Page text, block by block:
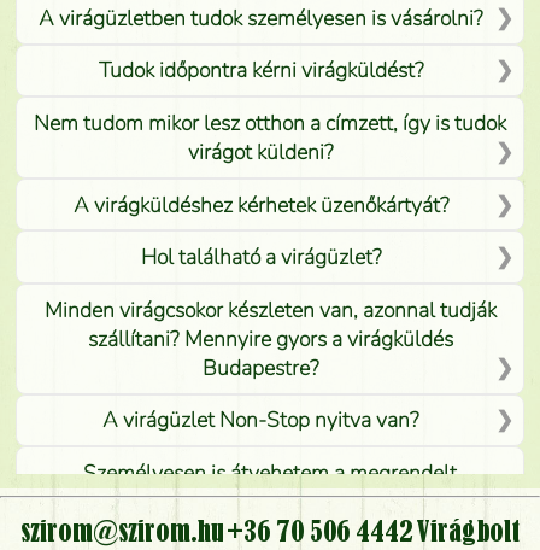
A virágüzletben tudok személyesen is vásárolni?
Tudok időpontra kérni virágküldést?
Nem tudom mikor lesz otthon a címzett, így is tudok
virágot küldeni?
A virágküldéshez kérhetek üzenőkártyát?
Hol található a virágüzlet?
Minden virágcsokor készleten van, azonnal tudják
szállítani? Mennyire gyors a virágküldés
Budapestre?
A virágüzlet Non-Stop nyitva van?
Személyesen is átvehetem a megrendelt
virágcsokrot, vagy csak virágküldéssel, kiszállítással
kérhető?
szirom@szirom.hu +36 70 506 4442 Virágbolt